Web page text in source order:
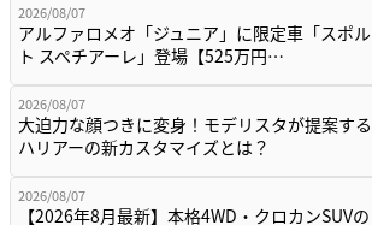
2026/08/07
アルファロメオ「ジュニア」に限定車「スポル
ト スペチアーレ」登場【525万円…
2026/08/07
大迫力な顔つきに変身！モデリスタが提案する
ハリアーの新カスタマイズとは？
2026/08/07
【2026年8月最新】本格4WD・クロカンSUVの